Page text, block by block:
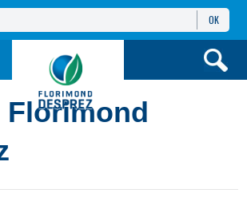
OK
Florimond